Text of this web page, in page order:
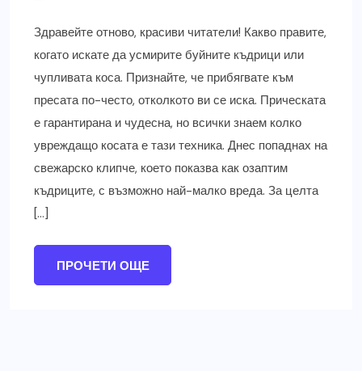
Здравейте отново, красиви читатели! Какво правите,
когато искате да усмирите буйните къдрици или
чупливата коса. Признайте, че прибягвате към
пресата по-често, отколкото ви се иска. Прическата
е гарантирана и чудесна, но всички знаем колко
увреждащо косата е тази техника. Днес попаднах на
свежарско клипче, което показва как озаптим
къдриците, с възможно най-малко вреда. За целта
[…]
ПРОЧЕТИ ОЩЕ